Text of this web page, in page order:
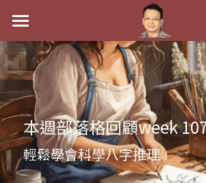
最新消息
關於我
實體經營
祖傳命理
手工印鑑
課程介紹
五行八字學
Blog
本週部落格回顧week
輕鬆學會科學八字推理
商品分類
八字線上完整班
科學八字推理PDF
《十神高階實戰錄》完整典藏版
1美元超值PDF